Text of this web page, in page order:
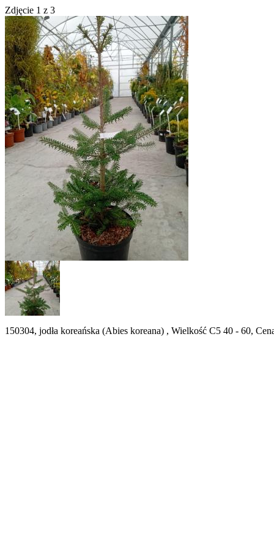
Zdjęcie 1 z 3
150304, jodła koreańska (Abies koreana) , Wielkość C5 40 - 60,